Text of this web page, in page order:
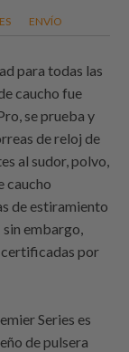
ENVÍO
para todas las
caucho fue
se prueba y
de reloj de
al sudor, polvo,
caucho
de estiramiento
embargo,
certificadas por
Series es
de pulsera